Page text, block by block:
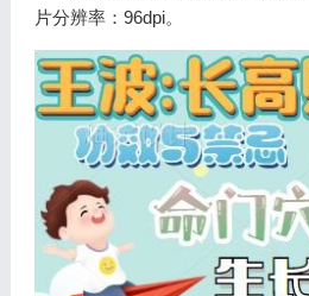
片分辨率：96dpi。